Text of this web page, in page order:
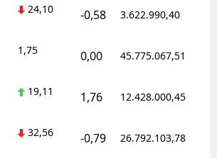
24,10 -0,58 3.622.990,40
1,75 0,00 45.775.067,51
19,11 1,76 12.428.000,45
32,56 -0,79 26.792.103,78